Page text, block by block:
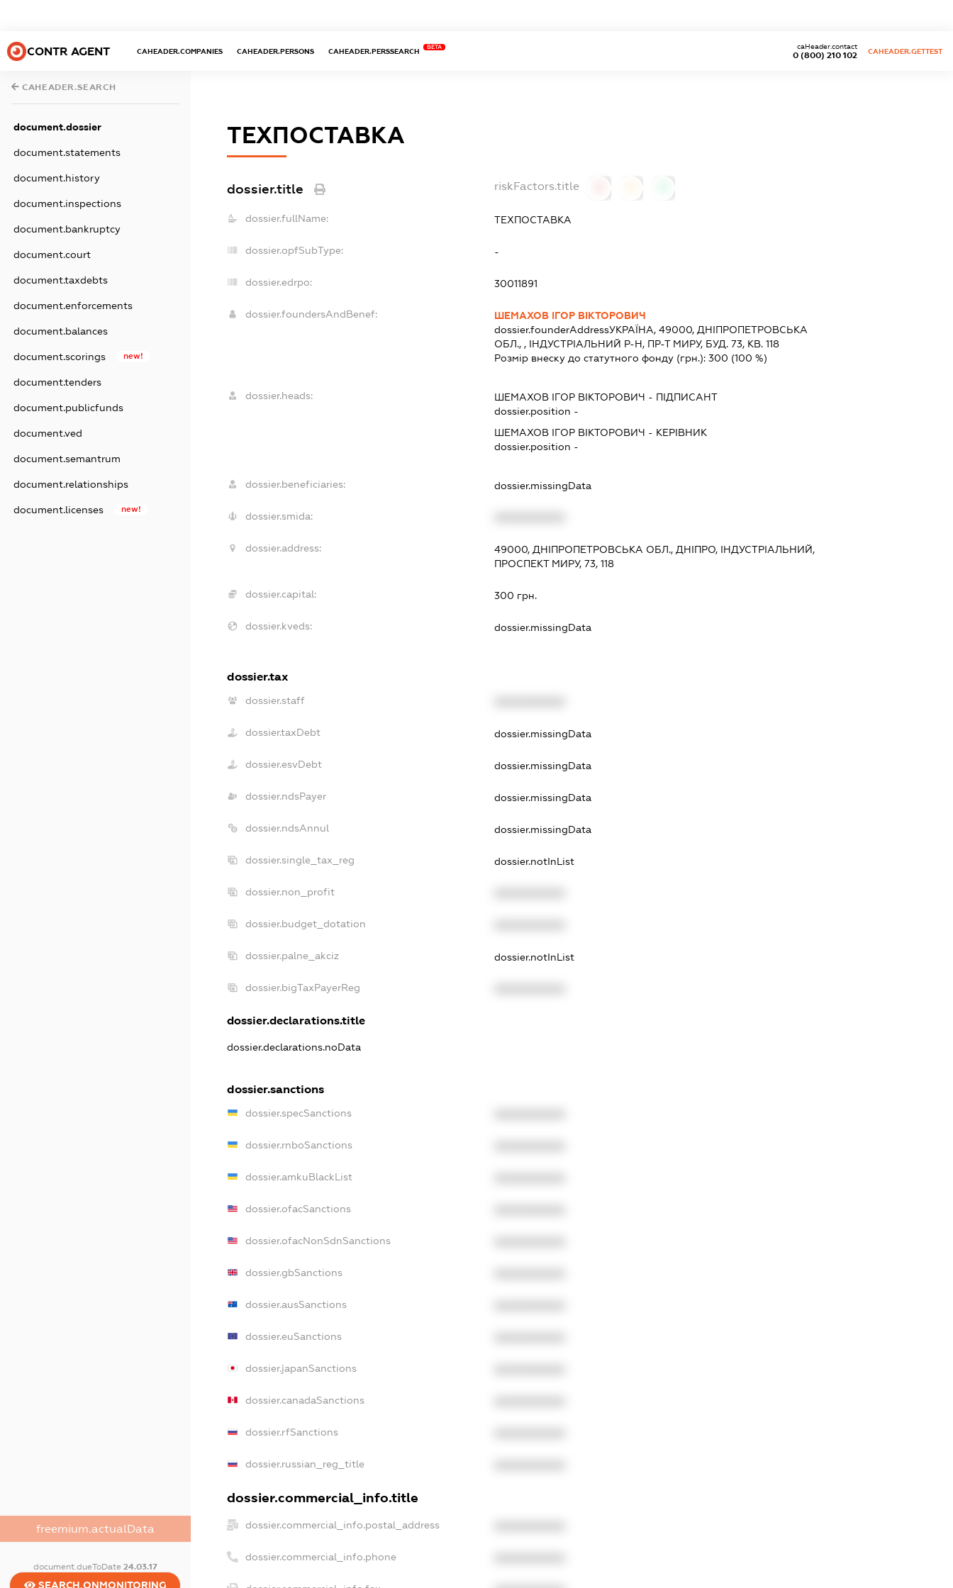
CONTR AGENT CAHEADER.COMPANIES CAHEADER.PERSONS CAHEADER.PERSSEARCH
BETA
0 (800) 210 102
caHeader.contact
CAHEADER.GETTEST
CAHEADER.SEARCH
document.dossier
document.statements
document.history
document.inspections
document.bankruptcy
document.court
document.taxdebts
document.enforcements
document.balances
document.scorings new!
document.tenders
document.publicfunds
document.ved
document.semantrum
document.relationships
document.licenses new!
freemium.actualData
document.dueToDate 24.03.17
SEARCH.ONMONITORING
ТЕХПОСТАВКА
dossier.title riskFactors.title
dossier.fullName: ТЕХПОСТАВКА
dossier.opfSubType: -
dossier.edrpo: 30011891
dossier.foundersAndBenef:
ШЕМАХОВ ІГОР ВІКТОРОВИЧ
dossier.founderAddressУКРАЇНА, 49000, ДНIПРОПЕТРОВСЬКА
ОБЛ., , ІНДУСТРІАЛЬНИЙ Р-Н, ПР-Т МИРУ, БУД. 73, КВ. 118
Розмір внеску до статутного фонду (грн.):300 (100 %)
dossier.heads: ШЕМАХОВ ІГОР ВІКТОРОВИЧ - ПІДПИСАНТ
dossier.position -
ШЕМАХОВ ІГОР ВІКТОРОВИЧ - КЕРІВНИК
dossier.position -
dossier.beneficiaries: dossier.missingData
dossier.smida:
dossier.address:
49000, ДНІПРОПЕТРОВСЬКА ОБЛ., ДНІПРО, ІНДУСТРІАЛЬНИЙ,
ПРОСПЕКТ МИРУ, 73, 118
dossier.capital: 300 грн.
dossier.kveds: dossier.missingData
dossier.tax
dossier.staff
dossier.taxDebt dossier.missingData
dossier.esvDebt dossier.missingData
dossier.ndsPayer dossier.missingData
dossier.ndsAnnul dossier.missingData
dossier.single_tax_reg dossier.notInList
dossier.non_profit
dossier.budget_dotation
dossier.palne_akciz dossier.notInList
dossier.bigTaxPayerReg
dossier.declarations.title
dossier.declarations.noData
dossier.sanctions
dossier.specSanctions
dossier.rnboSanctions
dossier.amkuBlackList
dossier.ofacSanctions
dossier.ofacNonSdnSanctions
dossier.gbSanctions
dossier.ausSanctions
dossier.euSanctions
dossier.japanSanctions
dossier.canadaSanctions
dossier.rfSanctions
dossier.russian_reg_title
dossier.commercial_info.title
dossier.commercial_info.postal_address
dossier.commercial_info.phone